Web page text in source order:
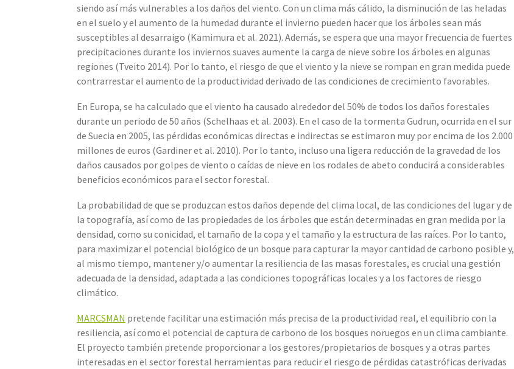
siendo así más vulnerables a los daños del viento. Con un clima más cálido, la disminución de las heladas
en el suelo y el aumento de la humedad durante el invierno pueden hacer que los árboles sean más
susceptibles al desarraigo (Kamimura et al. 2021). Además, se espera que una mayor frecuencia de fuertes
precipitaciones durante los inviernos suaves aumente la carga de nieve sobre los árboles en algunas
regiones (Tveito 2014). Por lo tanto, el riesgo de que el viento y la nieve se rompan en gran medida puede
contrarrestar el aumento de la productividad derivado de las condiciones de crecimiento favorables.
En Europa, se ha calculado que el viento ha causado alrededor del 50% de todos los daños forestales
durante un periodo de 50 años (Schelhaas et al. 2003). En el caso de la tormenta Gudrun, ocurrida en el sur
de Suecia en 2005, las pérdidas económicas directas e indirectas se estimaron muy por encima de los 2.000
millones de euros (Gardiner et al. 2010). Por lo tanto, incluso una ligera reducción de la gravedad de los
daños causados por golpes de viento o caídas de nieve en los rodales de abeto conducirá a considerables
beneficios económicos para el sector forestal.
La probabilidad de que se produzcan estos daños depende del clima local, de las condiciones del lugar y de
la topografía, así como de las propiedades de los árboles que están determinadas en gran medida por la
densidad, como su conicidad, el tamaño de la copa y el tamaño y la estructura de las raíces. Por lo tanto,
para maximizar el potencial biológico de un bosque para capturar la mayor cantidad de carbono posible y,
al mismo tiempo, mantener y/o aumentar la resiliencia de las masas forestales, es crucial una gestión
adecuada de la densidad, adaptada a las condiciones topográficas locales y a los factores de riesgo
climático.
MARCSMAN pretende facilitar una estimación más precisa de la productividad real, el equilibrio con la
resiliencia, así como el potencial de captura de carbono de los bosques noruegos en un clima cambiante.
El proyecto también pretende proporcionar a los gestores/propietarios de bosques y a otras partes
interesadas en el sector forestal herramientas para reducir el riesgo de pérdidas catastróficas derivadas